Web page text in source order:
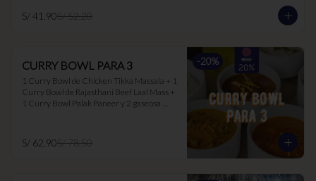
S/ 41.90S/ 52.20
-20%
CURRY BOWL PARA 3
1 Curry Bowl de Chicken Tikka Massala + 1
Curry Bowl de Rajasthani Beef Laal Mass +
1 Curry Bowl Palak Paneer y 2 gaseosa
S/ 62.90S/ 78.50